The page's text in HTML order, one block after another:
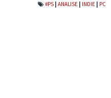
#PS ANALISE INDIE PC